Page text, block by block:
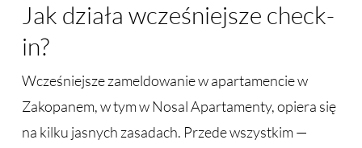
Jak działa wcześniejsze check-
in?
Wcześniejsze zameldowanie w apartamencie w
Zakopanem, w tym w Nosal Apartamenty, opiera się
na kilku jasnych zasadach. Przede wszystkim —